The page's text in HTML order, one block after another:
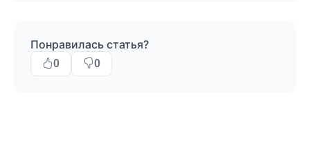
Понравилась статья?
0 0